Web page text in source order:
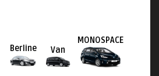
Berline Van
MONOSPACE